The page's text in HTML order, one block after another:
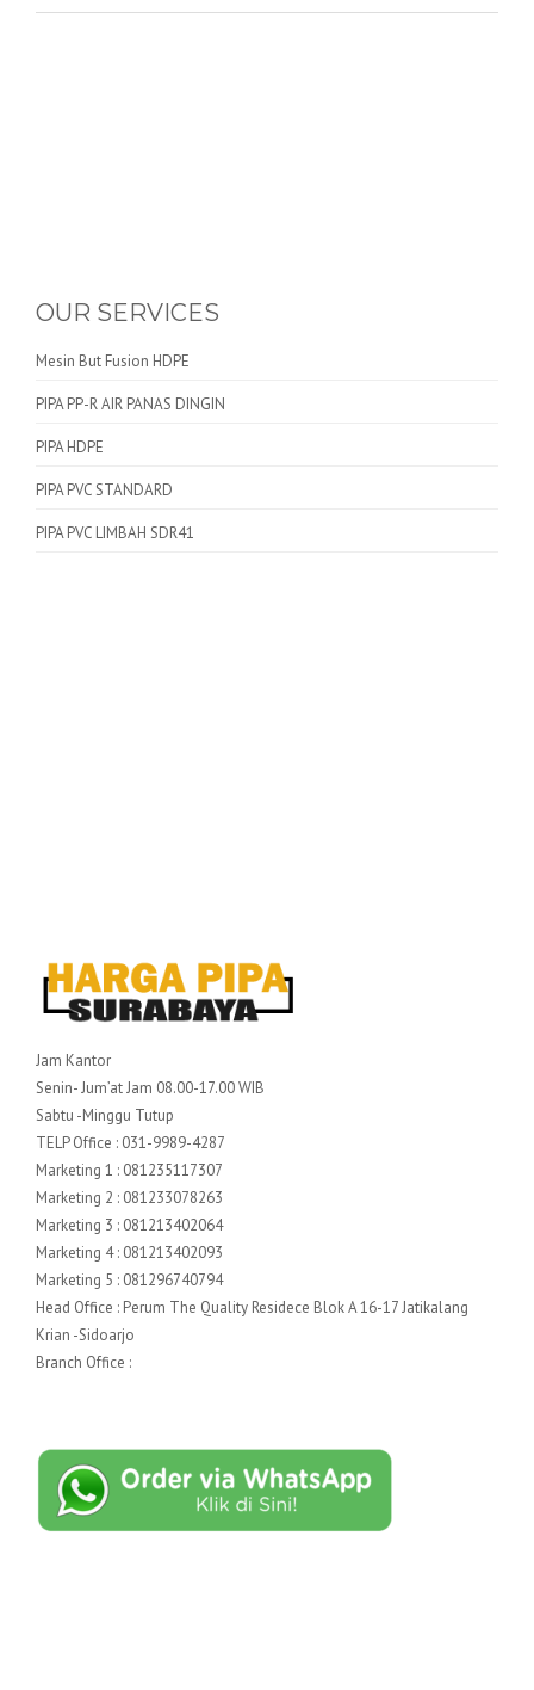
OUR SERVICES
Mesin But Fusion HDPE
PIPA PP-R AIR PANAS DINGIN
PIPA HDPE
PIPA PVC STANDARD
PIPA PVC LIMBAH SDR41
Jam Kantor
Senin- Jum’at Jam 08.00-17.00 WIB
Sabtu -Minggu Tutup
TELP Office : 031-9989-4287
Marketing 1 : 081235117307
Marketing 2 : 081233078263
Marketing 3 : 081213402064
Marketing 4 : 081213402093
Marketing 5 : 081296740794
Head Office : Perum The Quality Residece Blok A 16-17 Jatikalang
Krian -Sidoarjo
Branch Office :